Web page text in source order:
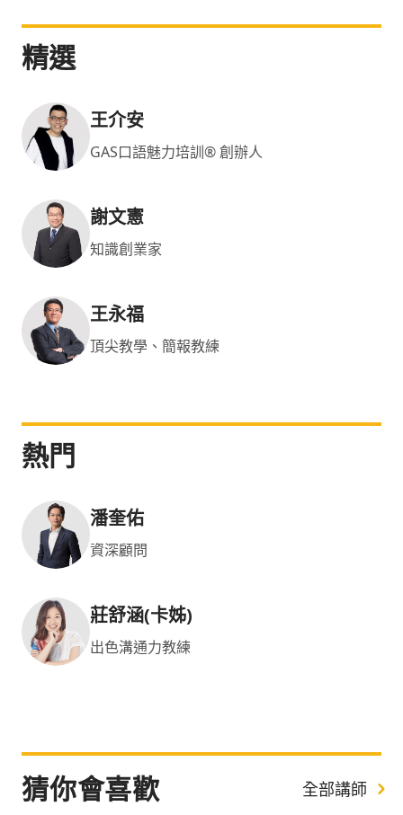
精選
王介安
GAS口語魅力培訓® 創辦人
謝文憲
知識創業家
王永福
頂尖教學、簡報教練
熱門
潘奎佑
資深顧問
莊舒涵(卡姊)
出色溝通力教練
猜你會喜歡 全部講師